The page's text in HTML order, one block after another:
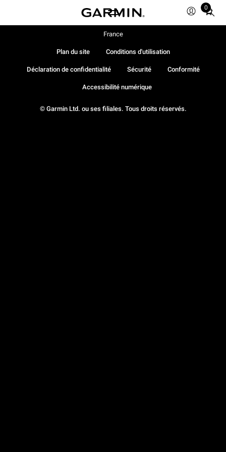
0
Total
© Garmin Ltd. ou ses filiales. Tous droits réservés.
Plan du site Conditions d'utilisation
Déclaration de confidentialité Sécurité Conformité
Accessibilité numérique
France